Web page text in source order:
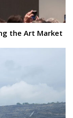
the Art Market